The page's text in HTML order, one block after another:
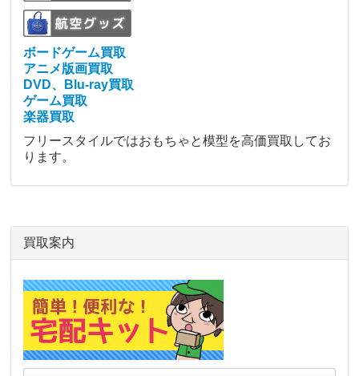
ボードゲーム買取
アニメ版画買取
DVD、Blu-ray買取
ゲーム買取
楽器買取
フリースタイルではおもちゃと模型を高価買取してお
ります。
買取案内